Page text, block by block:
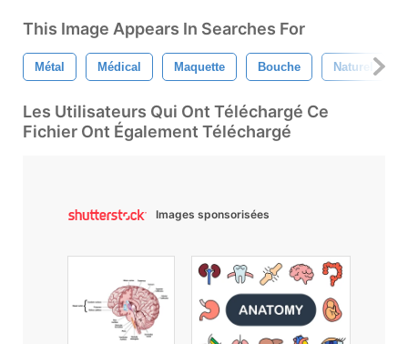
This Image Appears In Searches For
Métal Médical Maquette Bouche Naturel
Les Utilisateurs Qui Ont Téléchargé Ce
Fichier Ont Également Téléchargé
Images sponsorisées